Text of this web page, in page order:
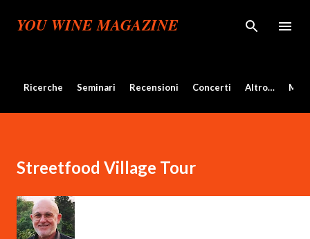
Passa ai contenuti principali
YOU WINE MAGAZINE
Ricerche Seminari Recensioni Concerti Altro…
Streetfood Village Tour